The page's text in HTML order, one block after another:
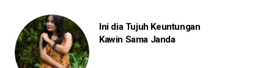
Ini dia Tujuh Keuntungan
Kawin Sama Janda